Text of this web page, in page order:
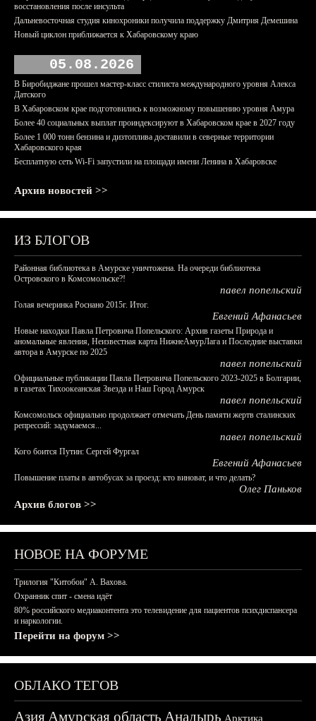
восстановления после инсульта
Дальневосточная студия кинохроники получила поддержку Дмитрия Демешина
Новый циклон приближается к Хабаровскому краю
05.08.2026
В Биробиджане прошел мастер-класс стилиста международного уровня Алекса
Датского
В Хабаровском крае подготовились к возможному повышению уровня Амура
Более 40 социальных выплат проиндексируют в Хабаровском крае в 2027 году
Более 1 000 тонн бензина и дизтоплива доставили в северные территории
Хабаровского края
Бесплатную сеть Wi-Fi запустили на площади имени Ленина в Хабаровске
Архив новостей >>
ИЗ БЛОГОВ
Районная библиотека в Амурске уничтожена. На очереди библиотека
Островского в Комсомольске?!
павел попельский
Голая вечеринка Роснано 2015г. Итог.
Евгений Афанасьев
Новые находки Павла Петровича Попельского: Архив газеты Природа и
аномальные явления, Неизвестная карта НижнеАмурЛага и Последние выставки
автора в Амурске по 2025
павел попельский
Официальные публикации Павла Петровича Попельского 2023-2025 в Болгарии,
в газетах Тихоокеанская Звезда и Наш Город Амурск
павел попельский
Комсомольск официально продолжает отмечать День памяти жертв сталинских
репрессий: задумаемся...
павел попельский
Кого боится Путин: Сергей Фургал
Евгений Афанасьев
Повышение платы в автобусах за проезд: кто виноват, и что делать?
Олег Паньков
Архив блогов >>
НОВОЕ НА ФОРУМЕ
Трилогия "Китобои" А. Вахова.
Охранник спит - смена идёт
80% российского медиаконтента это телевидение для пациентов психдиспансера
и наркологии.
Перейти на форум >>
ОБЛАКО ТЕГОВ
Азия Амурская область Анадырь Арктика